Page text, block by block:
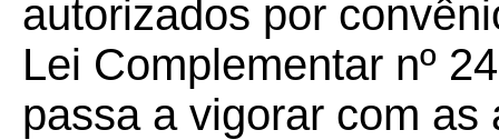
autorizados por
Lei Complementar nº
passa a vigorar com